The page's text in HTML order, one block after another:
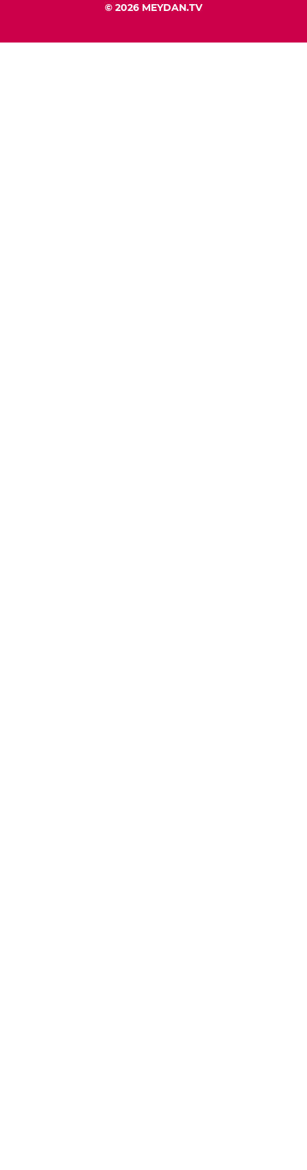
© 2026 MEYDAN.TV